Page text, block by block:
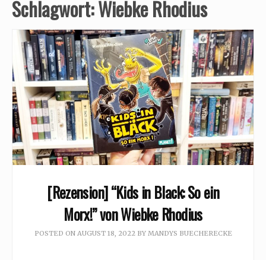
Schlagwort:Wiebke Rhodius
[Rezension] “Kids in Black: So ein
Morx!” von Wiebke Rhodius
POSTED ON AUGUST 18, 2022BY MANDYS BUECHERECKE